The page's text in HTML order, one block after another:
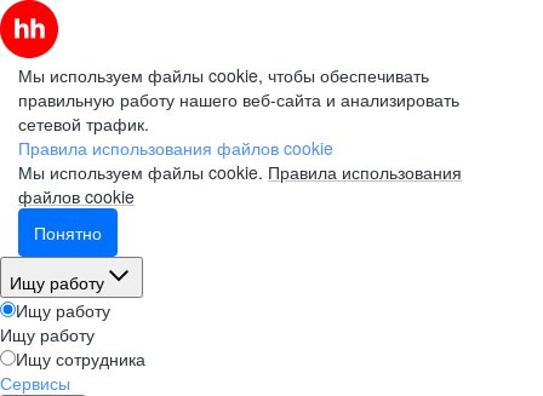
Мы используем файлы cookie, чтобы обеспечивать
правильную работу нашего веб-сайта и анализировать
сетевой трафик.
Правила использования файлов cookie
Мы используем файлы cookie. Правила использования
файлов cookie
Понятно
Ищу работу
Ищу работу
Ищу работу
Ищу сотрудника
Сервисы